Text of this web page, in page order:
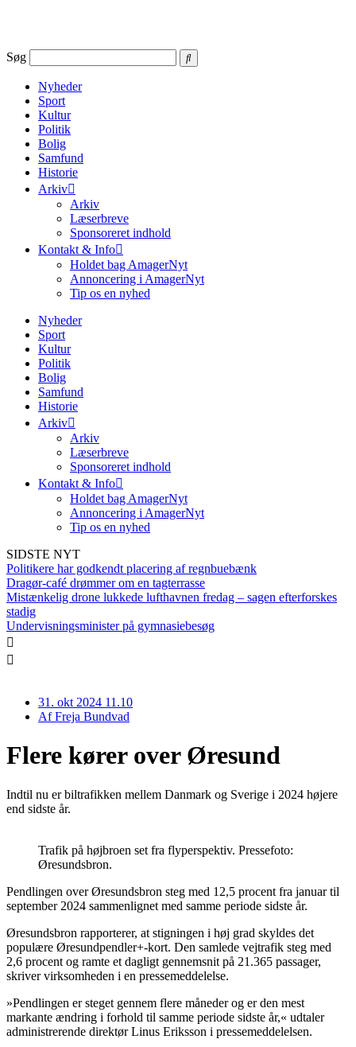
Søg
Nyheder
Sport
Kultur
Politik
Bolig
Samfund
Historie
Arkiv
Arkiv
Læserbreve
Sponsoreret indhold
Kontakt & Info
Holdet bag AmagerNyt
Annoncering i AmagerNyt
Tip os en nyhed
Nyheder
Sport
Kultur
Politik
Bolig
Samfund
Historie
Arkiv
Arkiv
Læserbreve
Sponsoreret indhold
Kontakt & Info
Holdet bag AmagerNyt
Annoncering i AmagerNyt
Tip os en nyhed
SIDSTE NYT
Politikere har godkendt placering af regnbuebænk
Dragør-café drømmer om en tagterrasse
Mistænkelig drone lukkede lufthavnen fredag – sagen efterforskes
stadig
Undervisningsminister på gymnasiebesøg
31. okt 2024 11.10
AfFreja Bundvad
Flere kører over Øresund
Indtil nu er biltrafikken mellem Danmark og Sverige i 2024 højere
end sidste år.
Trafik på højbroen set fra flyperspektiv. Pressefoto:
Øresundsbron.
Pendlingen over Øresundsbron steg med 12,5 procent fra januar til
september 2024 sammenlignet med samme periode sidste år.
Øresundsbron rapporterer, at stigningen i høj grad skyldes det
populære Øresundpendler+-kort. Den samlede vejtrafik steg med
2,6 procent og ramte et dagligt gennemsnit på 21.365 passager,
skriver virksomheden i en pressemeddelelse.
»Pendlingen er steget gennem flere måneder og er den mest
markante ændring i forhold til samme periode sidste år,« udtaler
administrerende direktør Linus Eriksson i pressemeddelelsen.